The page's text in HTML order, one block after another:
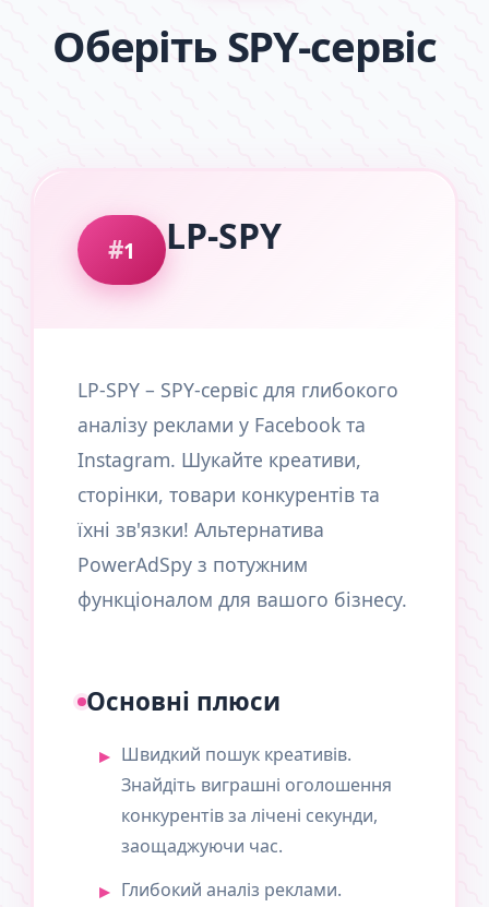
Оберіть SPY-сервіс
1 LP-SPY
LP-SPY – SPY-сервіс для глибокого
аналізу реклами у Facebook та
Instagram. Шукайте креативи,
сторінки, товари конкурентів та
їхні зв'язки! Альтернатива
PowerAdSpy з потужним
функціоналом для вашого бізнесу.
Основні плюси
Швидкий пошук креативів.
Знайдіть виграшні оголошення
конкурентів за лічені секунди,
заощаджуючи час.
Глибокий аналіз реклами.